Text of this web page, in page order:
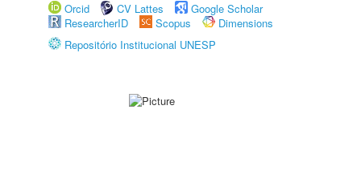
Orcid
CV Lattes
Google Scholar
ResearcherID
Scopus
Dimensions
Repositório Institucional UNESP